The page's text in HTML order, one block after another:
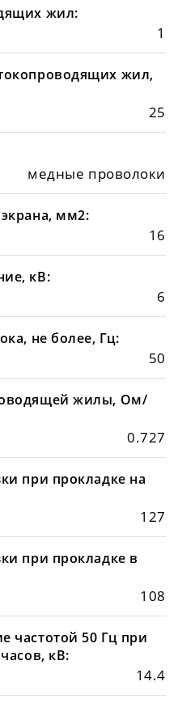
жил:
1
жил,
25
медные проволоки
мм2:
16
кВ:
6
не более, Гц:
50
жилы, Ом/
0.727
при прокладке на
127
при прокладке в
108
частотой 50 Гц при
кВ:
14.4